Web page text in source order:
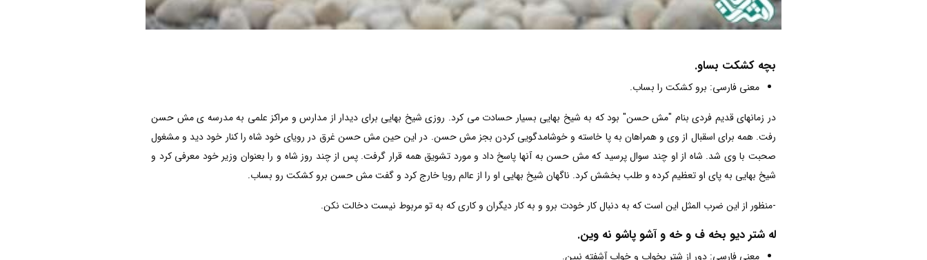
بچه کشکت بساو.
معنی فارسی: برو کشکت را بساب.
در زمانهای قدیم فردی بنام "مش حسن" بود که به شیخ بهایی بسیار حسادت می کرد. روزی شیخ بهایی برای دیدار از مدارس و مراکز علمی به مدرسه ی مش حسن
رفت. همه برای اسقبال از وی و همراهان به پا خاسته و خوشامدگویی کردن بجز مش حسن. در این حین مش حسن غرق در رویای خود شاه را کنار خود دید و مشغول
صحبت با وی شد. شاه از او چند سوال پرسید که مش حسن به آنها پاسخ داد و مورد تشویق همه قرار گرفت. پس از چند روز شاه و را بعنوان وزیر خود معرفی کرد و
شیخ بهایی به پای او تعظیم کرده و طلب بخشش کرد. ناگهان شیخ بهایی او را از عالم رویا خارج کرد و گفت مش حسن برو کشکت رو بساب.
-منظور از این ضرب المثل این است که به دنبال کار خودت برو و به کار دیگران و کاری که به تو مربوط نیست دخالت نکن.
له شتر دیو بخه ف و خه و آشو پاشو نه وین.
معنی فارسی: دور از شتر بخواب و خواب آشفته نبین.